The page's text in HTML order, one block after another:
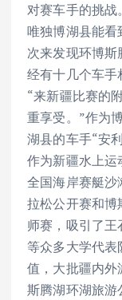
对赛车手的挑战
唯独博湖县能
次来发现环博
经有十几个车手
“来新疆比赛的
重享受。”作为
湖县的车手“安
作为新疆水上运
全国海岸赛艇沙
拉松公开赛和博
师赛，吸引了
等众多大学代
值，大批疆内
斯腾湖环湖旅